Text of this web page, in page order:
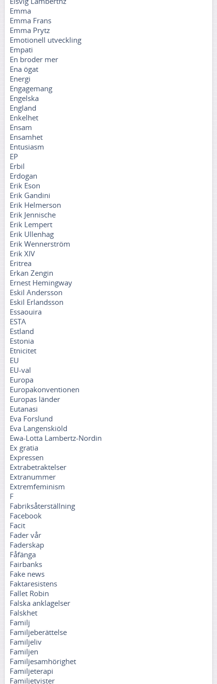
Emma
Emma Frans
Emma Prytz
Emotionell utveckling
Empati
En broder mer
Ena ögat
Energi
Engagemang
Engelska
England
Enkelhet
Ensam
Ensamhet
Entusiasm
EP
Erbil
Erdogan
Erik Eson
Erik Gandini
Erik Helmerson
Erik Jennische
Erik Lempert
Erik Ullenhag
Erik Wennerström
Erik XIV
Eritrea
Erkan Zengin
Ernest Hemingway
Eskil Andersson
Eskil Erlandsson
Essaouira
ESTA
Estland
Estonia
Etnicitet
EU
EU-val
Europa
Europakonventionen
Europas länder
Eutanasi
Eva Forslund
Eva Langenskiöld
Ewa-Lotta Lambertz-Nordin
Ex gratia
Expressen
Extrabetraktelser
Extranummer
Extremfeminism
F
Fabriksåterställning
Facebook
Facit
Fader vår
Faderskap
Fåfänga
Fairbanks
Fake news
Faktaresistens
Fallet Robin
Falska anklagelser
Falskhet
Familj
Familjeberättelse
Familjeliv
Familjen
Familjesamhörighet
Familjeterapi
Familjetvister